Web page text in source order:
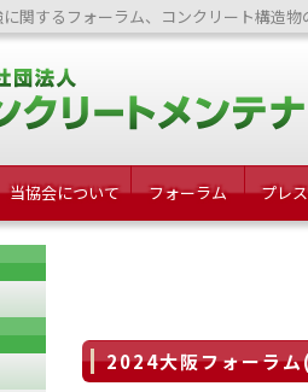
関するフォーラム、コンクリート構造
当協会について フォーラム プレ
2024大阪フォーラ